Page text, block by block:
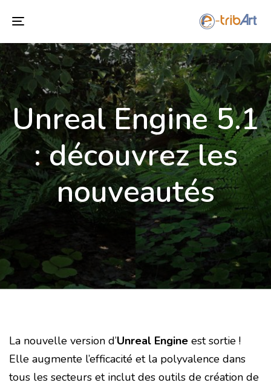
Toggle
navigation
Unreal Engine 5.1
: découvrez les
nouveautés
La nouvelle version d’Unreal Engine est sortie !
Elle augmente l’efficacité et la polyvalence dans
tous les secteurs et inclut des outils de création de